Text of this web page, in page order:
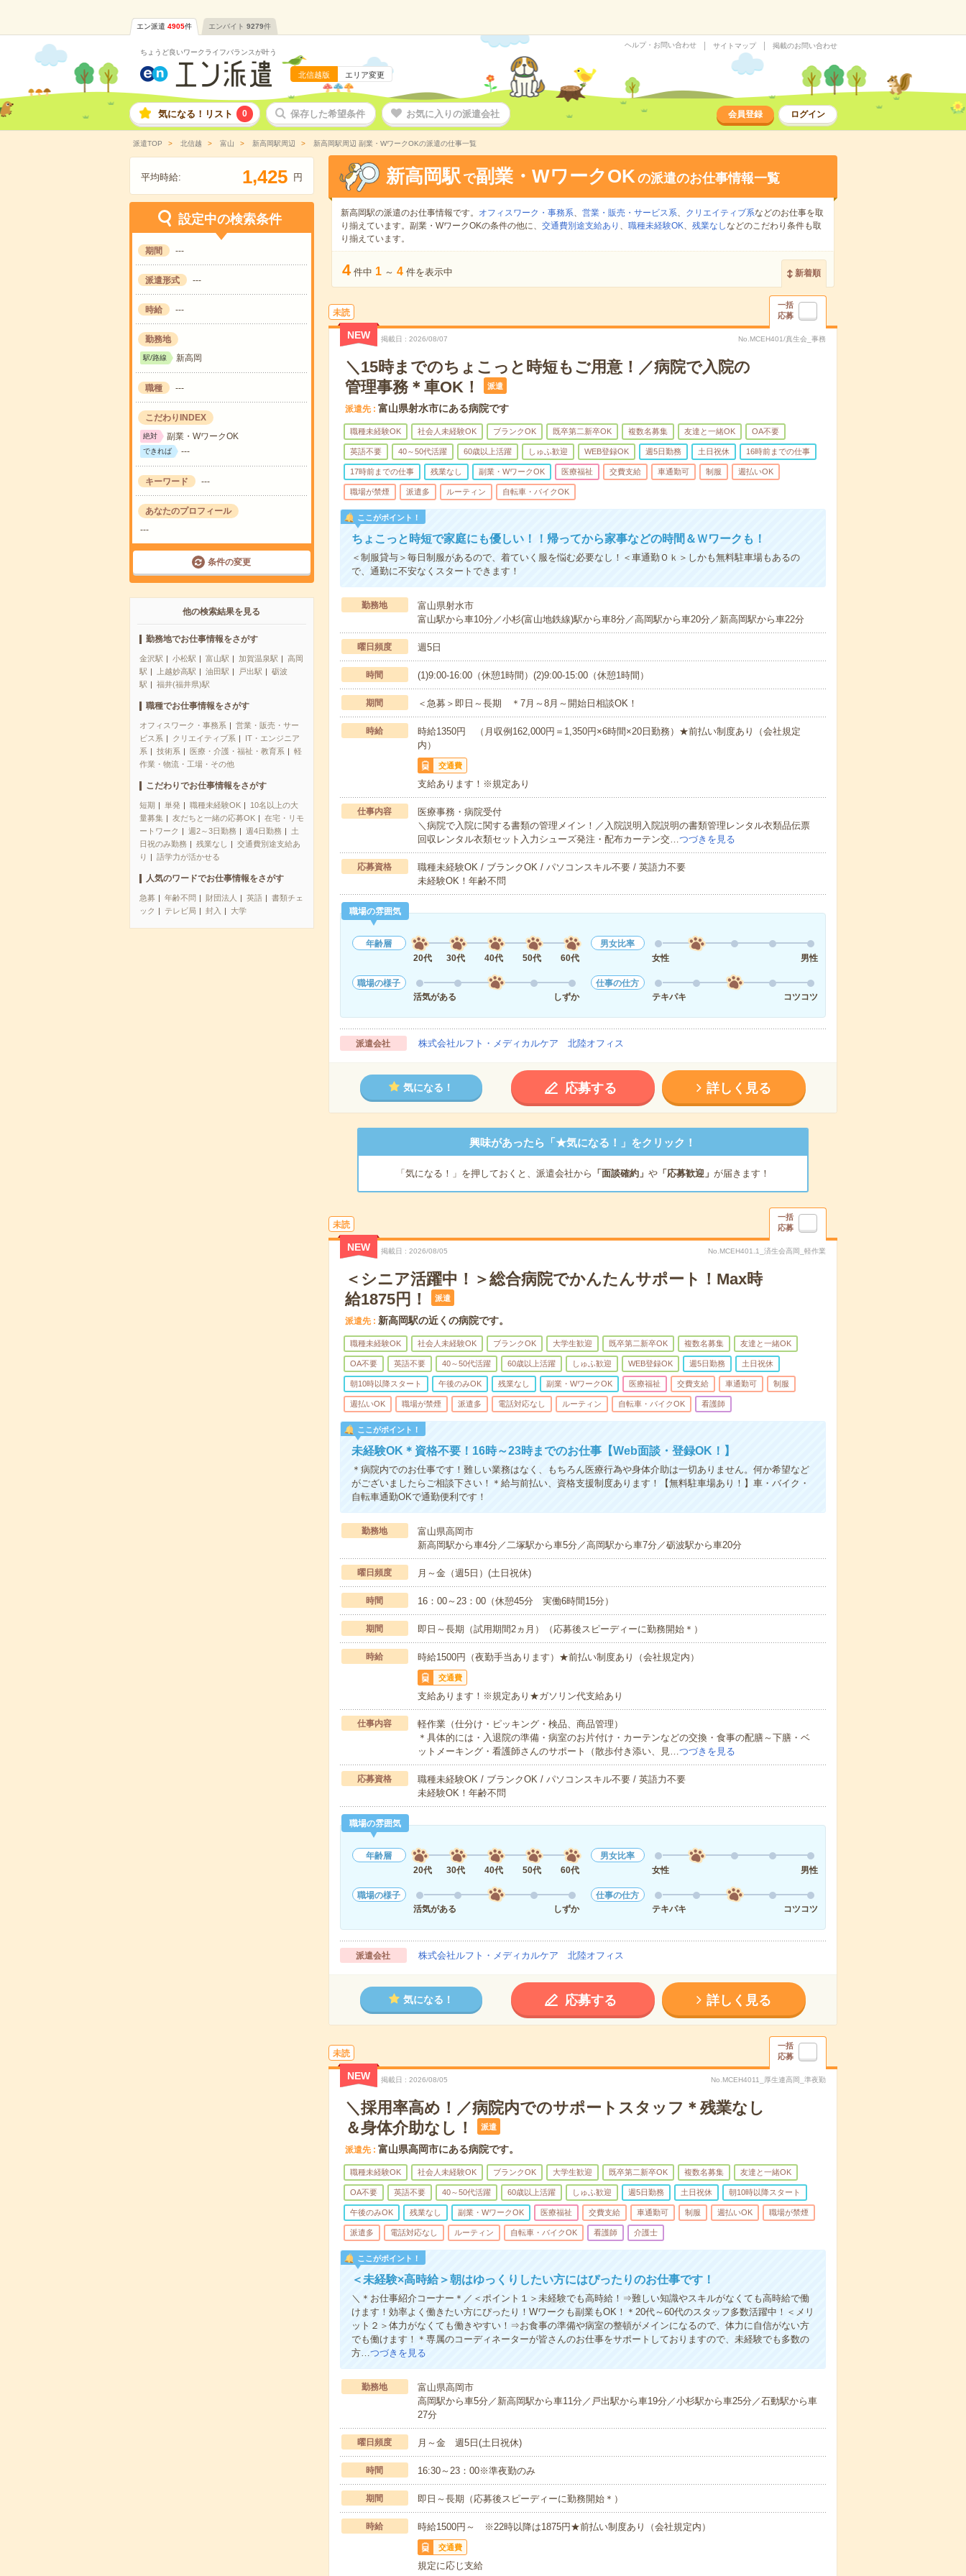
エン派遣 4905件 エンバイト 9279件
ちょうど良いワークライフバランスが叶う
北信越版 エリア変更
ヘルプ・お問い合わせ サイトマップ 掲載のお問い合わせ
気になる！リスト 0 保存した希望条件 お気に入りの派遣会社 会員登録 ログイン
派遣TOP 北信越 富山 新高岡駅周辺 新高岡駅周辺 副業・WワークOKの派遣の仕事一覧
平均時給: 1,425 円
設定中の検索条件
期間 ---
派遣形式 ---
時給 ---
勤務地
駅/路線 新高岡
職種 ---
こだわりINDEX
絶対 副業・WワークOK
できれば ---
キーワード ---
あなたのプロフィール
---
条件の変更
他の検索結果を見る
勤務地でお仕事情報をさがす
金沢駅 小松駅 富山駅 加賀温泉駅
高岡
駅
上越妙高駅 油田駅 戸出駅
砺波
駅
福井(福井県)駅
職種でお仕事情報をさがす
オフィスワーク・事務系
営業・販売・サー
ビス系
クリエイティブ系
IT・エンジニア
系
技術系 医療・介護・福祉・教育系
軽
作業・物流・工場・その他
こだわりでお仕事情報をさがす
短期 単発 職種未経験OK
10名以上の大
量募集
友だちと一緒の応募OK
在宅・リモ
ートワーク
週2～3日勤務 週4日勤務
土
日祝のみ勤務
残業なし
交通費別途支給あ
り
語学力が活かせる
人気のワードでお仕事情報をさがす
急募 年齢不問 財団法人 英語
書類チェ
ック
テレビ局 封入 大学
新高岡駅 で副業・WワークOKの派遣のお仕事情報一覧
新高岡駅の派遣のお仕事情報です。 オフィスワーク・事務系、 営業・販売・サービス系、 クリエイティブ系などのお仕事を取
り揃えています。副業・WワークOKの条件の他に、 交通費別途支給あり 、 職種未経験OK、 残業なしなどのこだわり条件も取
り揃えています。
4 件中 1 ～ 4 件を表示中 新着順
未読
一括
応募
NEW 掲載日 2026/08/07 No.MCEH401/真生会_事務
＼15時までのちょこっと時短もご用意！／病院で入院の
管理事務＊車OK！
派遣
派遣先 富山県射水市にある病院です
職種未経験OK 社会人未経験OK ブランクOK 既卒第二新卒OK 複数名募集 友達と一緒OK OA不要
英語不要 40～50代活躍 60歳以上活躍 しゅふ歓迎 WEB登録OK 週5日勤務 土日祝休 16時前までの仕事
17時前までの仕事 残業なし 副業・WワークOK 医療福祉 交費支給 車通勤可 制服 週払いOK
職場が禁煙 派遣多 ルーティン 自転車・バイクOK
ここがポイント！
ちょこっと時短で家庭にも優しい！！帰ってから家事などの時間＆Ｗワークも！
＜制服貸与＞毎日制服があるので、着ていく服を悩む必要なし！＜車通勤Ｏｋ＞しかも無料駐車場もあるの
で、通勤に不安なくスタートできます！
勤務地
富山県射水市
富山駅から車10分／小杉(富山地鉄線)駅から車8分／高岡駅から車20分／新高岡駅から車22分
曜日頻度 週5日
時間 (1)9:00-16:00（休憩1時間）(2)9:00-15:00（休憩1時間）
期間 ＜急募＞即日～長期 ＊7月～8月～開始日相談OK！
時給
時給1350円 （月収例162,000円＝1,350円×6時間×20日勤務）★前払い制度あり（会社規定
内）
交通費
支給あります！※規定あり
仕事内容
医療事務・病院受付
＼病院で入院に関する書類の管理メイン！／入院説明入院説明の書類管理レンタル衣類品伝票
回収レンタル衣類セット入力シューズ発注・配布カーテン交…つづきを見る
応募資格
職種未経験OK / ブランクOK / パソコンスキル不要 / 英語力不要
未経験OK！年齢不問
職場の雰囲気
年齢層
20代
30代 40代 50代 60代
男女比率
女性
男性
職場の様子
活気がある
しずか
仕事の仕方
テキパキ
コツコツ
派遣会社 株式会社ルフト・メディカルケア 北陸オフィス
気になる！ 応募する 詳しく見る
興味があったら「★気になる！」をクリック！
「気になる！」を押しておくと、派遣会社から 「面談確約」 や「応募歓迎」 が届きます！
未読
一括
応募
NEW 掲載日 2026/08/05 No.MCEH401₋1_済生会高岡_軽作業
＜シニア活躍中！＞総合病院でかんたんサポート！Max時
給1875円！
派遣
派遣先 新高岡駅の近くの病院です。
職種未経験OK 社会人未経験OK ブランクOK 大学生歓迎 既卒第二新卒OK 複数名募集 友達と一緒OK
OA不要 英語不要 40～50代活躍 60歳以上活躍 しゅふ歓迎 WEB登録OK 週5日勤務 土日祝休
朝10時以降スタート 午後のみOK 残業なし 副業・WワークOK 医療福祉 交費支給 車通勤可 制服
週払いOK 職場が禁煙 派遣多 電話対応なし ルーティン 自転車・バイクOK 看護師
ここがポイント！
未経験OK＊資格不要！16時～23時までのお仕事【Web面談・登録OK！】
＊病院内でのお仕事です！難しい業務はなく、もちろん医療行為や身体介助は一切ありません。何か希望など
がございましたらご相談下さい！＊給与前払い、資格支援制度あります！【無料駐車場あり！】車・バイク・
自転車通勤OKで通勤便利です！
勤務地
富山県高岡市
新高岡駅から車4分／二塚駅から車5分／高岡駅から車7分／砺波駅から車20分
曜日頻度 月～金（週5日）(土日祝休)
時間 16：00～23：00（休憩45分 実働6時間15分）
期間 即日～長期（試用期間2ヵ月）（応募後スピーディーに勤務開始＊）
時給 時給1500円（夜勤手当あります）★前払い制度あり（会社規定内）
交通費
支給あります！※規定あり★ガソリン代支給あり
仕事内容
軽作業（仕分け・ピッキング・検品、商品管理）
＊具体的には・入退院の準備・病室のお片付け・カーテンなどの交換・食事の配膳～下膳・ベ
ットメーキング・看護師さんのサポート（散歩付き添い、見…つづきを見る
応募資格
職種未経験OK / ブランクOK / パソコンスキル不要 / 英語力不要
未経験OK！年齢不問
職場の雰囲気
年齢層
20代
30代 40代 50代 60代
男女比率
女性
男性
職場の様子
活気がある
しずか
仕事の仕方
テキパキ
コツコツ
派遣会社 株式会社ルフト・メディカルケア 北陸オフィス
気になる！ 応募する 詳しく見る
未読
一括
応募
NEW 掲載日 2026/08/05 No.MCEH4011_厚生連高岡_準夜勤
＼採用率高め！／病院内でのサポートスタッフ＊残業なし
＆身体介助なし！
派遣
派遣先 富山県高岡市にある病院です。
職種未経験OK 社会人未経験OK ブランクOK 大学生歓迎 既卒第二新卒OK 複数名募集 友達と一緒OK
OA不要 英語不要 40～50代活躍 60歳以上活躍 しゅふ歓迎 週5日勤務 土日祝休 朝10時以降スタート
午後のみOK 残業なし 副業・WワークOK 医療福祉 交費支給 車通勤可 制服 週払いOK 職場が禁煙
派遣多 電話対応なし ルーティン 自転車・バイクOK 看護師 介護士
ここがポイント！
＜未経験×高時給＞朝はゆっくりしたい方にはぴったりのお仕事です！
＼＊お仕事紹介コーナー＊／＜ポイント１＞未経験でも高時給！⇒難しい知識やスキルがなくても高時給で働
けます！効率よく働きたい方にぴったり！Wワークも副業もOK！＊20代～60代のスタッフ多数活躍中！＜メリ
ット２＞体力がなくても働きやすい！⇒お食事の準備や病室の整頓がメインになるので、体力に自信がない方
でも働けます！＊専属のコーディネーターが皆さんのお仕事をサポートしておりますので、未経験でも多数の
方…つづきを見る
勤務地
富山県高岡市
高岡駅から車5分／新高岡駅から車11分／戸出駅から車19分／小杉駅から車25分／石動駅から車
27分
曜日頻度 月～金 週5日(土日祝休)
時間 16:30～23：00※準夜勤のみ
期間 即日～長期（応募後スピーディーに勤務開始＊）
時給 時給1500円～ ※22時以降は1875円★前払い制度あり（会社規定内）
交通費
規定に応じ支給